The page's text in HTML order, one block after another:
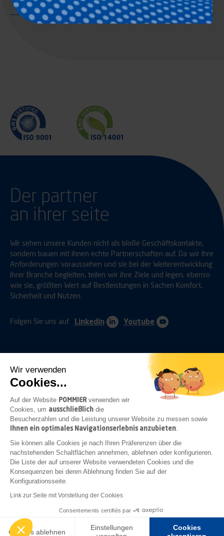
Wir verwenden
Cookies...
Auf der Website POMMIER verwenden wir
Cookies, um ausschließlich die
Besucherzahlen und die Leistung unserer Website zu messen sowie
Ihnen ein optimales Navigationserlebnis anzubieten.
Sie können alle Cookies je nach Ihren Präferenzen über die
nachstehenden Schaltflächen annehmen, ablehnen oder konfigurieren.
Die Liste der auf unserer Website verwendeten Cookies und die
Konsequenzen bei deren Ablehnung finden Sie auf der
Konfigurationsseite.
Link zur Seite mit Vorstellung der Cookies
Consentements certifiés par
Cookies ablehnen
Einstellungen
Cookies
Der partner
an ihrer seite
Wir sehen unsere Kunden nicht als bloße Geschäftskontakte,
sondern bauen mit ihnen echte Partnerschaften auf. Da wir ihre
Anforderungen voraussehen und sie bei der Weiterentwicklung
ihrer Branche begleiten, teilen wir ihre Ziele und legen, ebenso
wie sie, größten Wert auf Bestleistungen in Sachen Komfort,
Sicherheit und Nutzen.
Folgen Sie uns auf Linkedin Youtube
SCHUTZVORRICHTUNGEN
HILFSRAHMENZUBEHÖR
Allgemeine Einkaufsbedingungen
Erstellt von GINGERMINDS